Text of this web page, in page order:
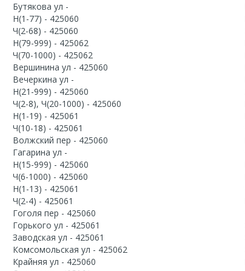
Бутякова ул -
Н(1-77) - 425060
Ч(2-68) - 425060
Н(79-999) - 425062
Ч(70-1000) - 425062
Вершинина ул - 425060
Вечеркина ул -
Н(21-999) - 425060
Ч(2-8), Ч(20-1000) - 425060
Н(1-19) - 425061
Ч(10-18) - 425061
Волжский пер - 425060
Гагарина ул -
Н(15-999) - 425060
Ч(6-1000) - 425060
Н(1-13) - 425061
Ч(2-4) - 425061
Гоголя пер - 425060
Горького ул - 425061
Заводская ул - 425061
Комсомольская ул - 425062
Крайняя ул - 425060